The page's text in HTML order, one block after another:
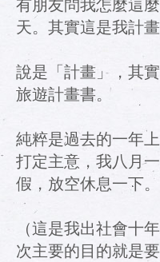
天。其實這是我計
說是「計畫」，其
旅遊計畫書。
純粹是過去的一年
打定主意，我八月
假，放空休息一下。
（這是我出社會十
次主要的目的就是要